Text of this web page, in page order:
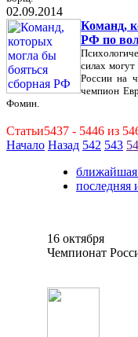
02.09.2014
Команд,
РФ по
силах
России на
чемпион
Фомин.
Статьи5437 - 5446 из
Начало Назад 542 543
ближайшая
последняя
16 октября
Чемпионат